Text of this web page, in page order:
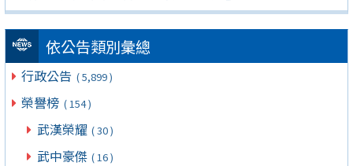
依公告類別彙總
行政公告 ( 5,899 )
榮譽榜 ( 154 )
武漢榮耀 ( 30 )
武中豪傑 ( 16 )